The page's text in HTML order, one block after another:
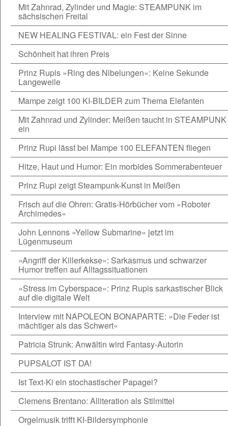
Mit Zahnrad, Zylinder und Magie: STEAMPUNK im
sächsischen Freital
NEW HEALING FESTIVAL: ein Fest der Sinne
Schönheit hat ihren Preis
Prinz Rupis »Ring des Nibelungen«: Keine Sekunde
Langeweile
Mampe zeigt 100 KI-BILDER zum Thema Elefanten
Mit Zahnrad und Zylinder: Meißen taucht in STEAMPUNK
ein
Prinz Rupi lässt bei Mampe 100 ELEFANTEN fliegen
Hitze, Haut und Humor: Ein morbides Sommerabenteuer
Prinz Rupi zeigt Steampunk-Kunst in Meißen
Frisch auf die Ohren: Gratis-Hörbücher vom »Roboter
Archimedes«
John Lennons »Yellow Submarine« jetzt im
Lügenmuseum
»Angriff der Killerkekse«: Sarkasmus und schwarzer
Humor treffen auf Alltagssituationen
»Stress im Cyberspace«: Prinz Rupis sarkastischer Blick
auf die digitale Welt
Interview mit NAPOLEON BONAPARTE: »Die Feder ist
mächtiger als das Schwert«
Patricia Strunk: Anwältin wird Fantasy-Autorin
PUPSALOT IST DA!
Ist Text-Ki ein stochastischer Papagei?
Clemens Brentano: Alliteration als Stilmittel
Orgelmusik trifft KI-Bildersymphonie